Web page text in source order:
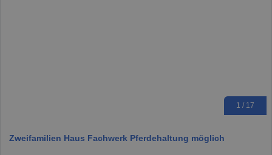
1 / 17
Zweifamilien Haus Fachwerk Pferdehaltung möglich